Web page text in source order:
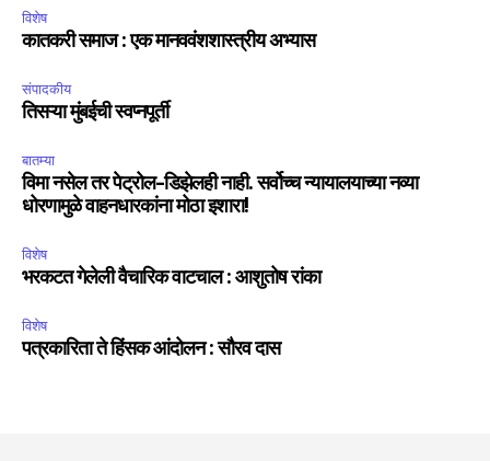
विशेष
कातकरी समाज : एक मानववंशशास्त्रीय अभ्यास
संपादकीय
तिसऱ्या मुंबईची स्वप्नपूर्ती
बातम्या
विमा नसेल तर पेट्रोल-डिझेलही नाही. सर्वोच्च न्यायालयाच्या नव्या
धोरणामुळे वाहनधारकांना मोठा इशारा!
विशेष
भरकटत गेलेली वैचारिक वाटचाल : आशुतोष रांका
विशेष
पत्रकारिता ते हिंसक आंदोलन : सौरव दास